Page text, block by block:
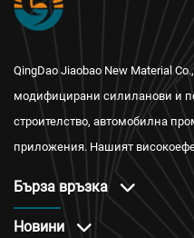
QingDao Jiaobao New Material
модифицирани силиланови и
строителство, автомобилна
приложения. Нашият
международни сертификати и
обслужване.
Бърза връзка
Новини